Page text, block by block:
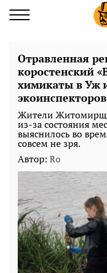
Отравленная
коростенский
химикаты в Уж
экоинспекторов
Жители
из-за состояния
выяснилось во
совсем не зря.
Автор: Ro